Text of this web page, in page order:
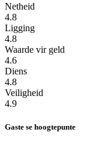
Netheid
4.8
Ligging
4.8
Waarde vir geld
4.6
Diens
4.8
Veiligheid
4.9
Gaste se hoogtepunte